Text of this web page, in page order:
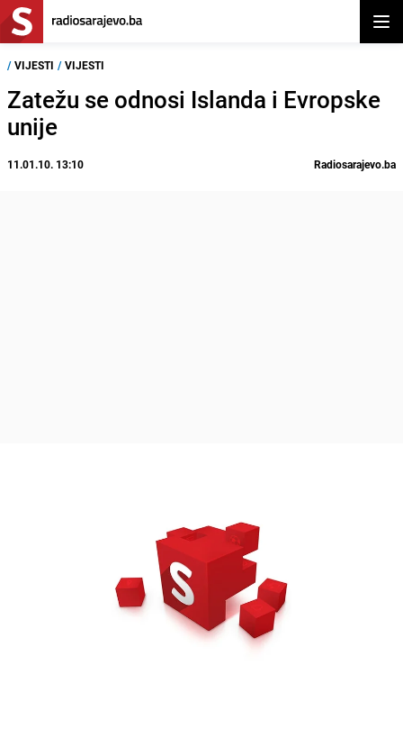
/ VIJESTI / VIJESTI
Zatežu se odnosi Islanda i Evropske
unije
11.01.10. 13:10 Radiosarajevo.ba